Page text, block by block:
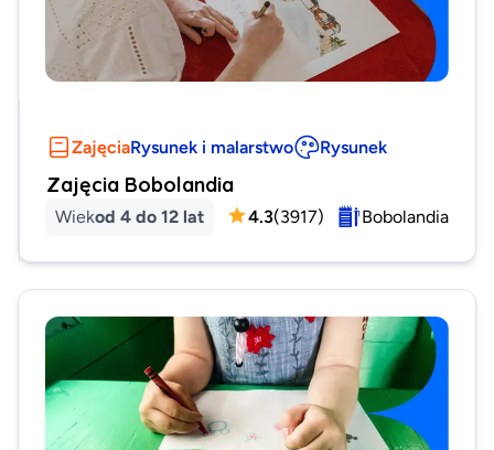
ZajęciaRysunek i malarstwo Rysunek
Zajęcia Bobolandia
Wiekod 4 do 12 lat 4.3(3917) Bobolandia